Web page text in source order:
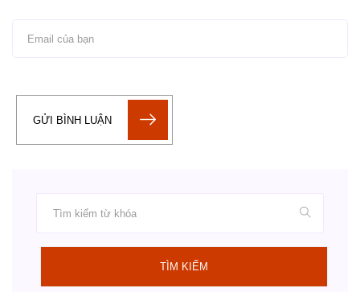
GỬI BÌNH LUẬN
TÌM KIẾM